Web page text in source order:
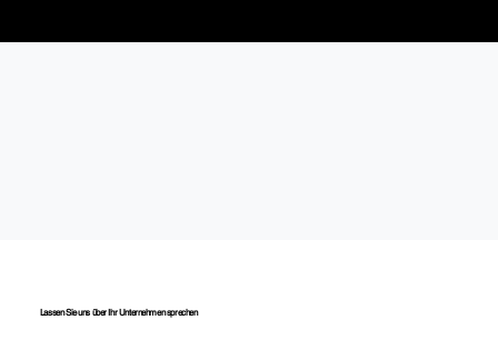
Lassen Sie uns über Ihr Unternehmen sprechen